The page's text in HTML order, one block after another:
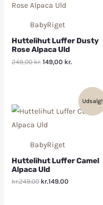
BabyRiget
Huttelihut Luffer Dusty
Rose Alpaca Uld
249,00kr.149,00 kr.
Udsalg!
BabyRiget
Huttelihut Luffer Camel
Alpaca Uld
kr.249.00 kr.149.00